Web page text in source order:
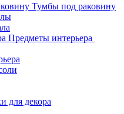
Тумбы под раковину
Предметы интерьера
для декора